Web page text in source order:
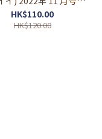
別版 【表紙・ホロラ
(夜空メル、癒月ちょ
HK$110.00
HK$120.00